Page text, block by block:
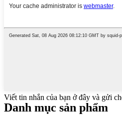
Viết tin nhắn của bạn ở đây và gửi
Danh mục sản phẩm